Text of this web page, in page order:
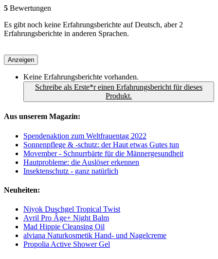
5 Bewertungen
Es gibt noch keine Erfahrungsberichte auf Deutsch, aber 2
Erfahrungsberichte in anderen Sprachen.
Anzeigen
Keine Erfahrungsberichte vorhanden.
Schreibe als Erste*r einen Erfahrungsbericht für dieses
Produkt.
Aus unserem Magazin:
Spendenaktion zum Weltfrauentag 2022
Sonnenpflege & -schutz: der Haut etwas Gutes tun
Movember - Schnurrbärte für die Männergesundheit
Hautprobleme: die Auslöser erkennen
Insektenschutz - ganz natürlich
Neuheiten:
Niyok Duschgel Tropical Twist
Avril Pro Âge+ Night Balm
Mad Hippie Cleansing Oil
alviana Naturkosmetik Hand- und Nagelcreme
Propolia Active Shower Gel